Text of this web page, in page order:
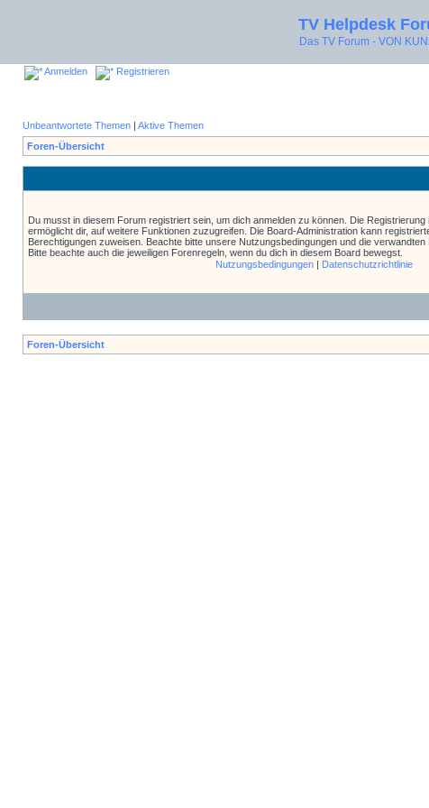
TV Helpdesk
Das TV Forum - VON
Anmelden Registrieren
Unbeantwortete Themen | Aktive Themen
Foren-Übersicht
Du musst in diesem Forum registriert sein, um dich anmelden zu können. Die
ermöglicht dir, auf weitere Funktionen zuzugreifen. Die Board-Administration kann
Berechtigungen zuweisen. Beachte bitte unsere Nutzungsbedingungen und die
Bitte beachte auch die jeweiligen Forenregeln, wenn du dich in diesem Board bewegst.
Nutzungsbedingungen | Datenschutzrichtlinie
Foren-Übersicht